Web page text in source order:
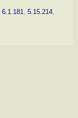
6.1.181, 5.15.214,